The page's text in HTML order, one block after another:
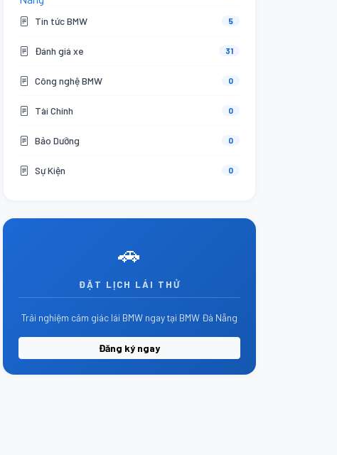
Tin tức BMW 5
Đánh giá xe 31
Công nghệ BMW 0
Tài Chính 0
Bảo Dưỡng 0
Sự Kiện 0
🚗
ĐẶT LỊCH LÁI THỬ
Trải nghiệm cảm giác lái BMW ngay tại BMW Đà Nẵng
Đăng ký ngay